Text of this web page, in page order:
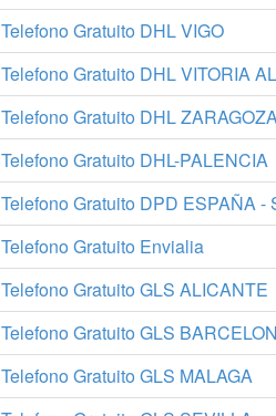
Telefono Gratuito DHL VIGO
Telefono Gratuito DHL VITORIA
Telefono Gratuito DHL
Telefono Gratuito DHL-PALENCIA
Telefono Gratuito DPD ESPAÑA -
Telefono Gratuito Envialia
Telefono Gratuito GLS ALICANTE
Telefono Gratuito GLS
Telefono Gratuito GLS MALAGA